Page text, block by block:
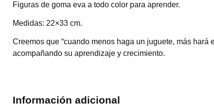
Figuras de goma eva a todo color para aprender.
Medidas: 22×33 cm.
Creemos que “cuando menos haga un juguete, más
acompañando su aprendizaje y crecimiento.
Información adicional